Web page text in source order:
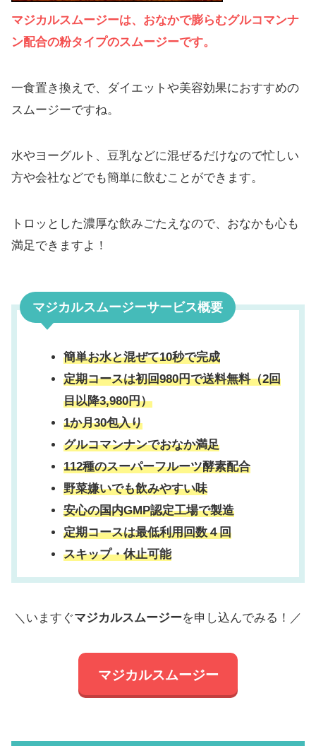
マジカルスムージーは、おなかで膨らむグルコマンナ
ン配合の粉タイプのスムージーです。
一食置き換えで、ダイエットや美容効果におすすめの
スムージーですね。
水やヨーグルト、豆乳などに混ぜるだけなので忙しい
方や会社などでも簡単に飲むことができます。
トロッとした濃厚な飲みごたえなので、おなかも心も
満足できますよ！
マジカルスムージーサービス概要
簡単お水と混ぜて10秒で完成
定期コースは初回980円で送料無料（2回
目以降3,980円）
1か月30包入り
グルコマンナンでおなか満足
112種のスーパーフルーツ酵素配合
野菜嫌いでも飲みやすい味
安心の国内GMP認定工場で製造
定期コースは最低利用回数４回
スキップ・休止可能
＼いますぐマジカルスムージーを申し込んでみる！／
マジカルスムージー